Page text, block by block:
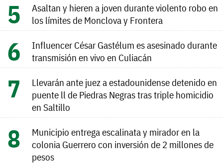
Asaltan y hieren a joven durante violento robo en
los límites de Monclova y Frontera
Influencer César Gastélum es asesinado durante
transmisión en vivo en Culiacán
Llevarán ante juez a estadounidense detenido en
puente ll de Piedras Negras tras triple homicidio
en Saltillo
Municipio entrega escalinata y mirador en la
colonia Guerrero con inversión de 2 millones de
pesos